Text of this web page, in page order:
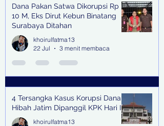
Dana Pakan Satwa Dikorupsi Rp
10 M, Eks Dirut Kebun Binatang
Surabaya Ditahan
khoirulfatma13
22 Jul
3 menit membaca
4 Tersangka Kasus Korupsi Dana
Hibah Jatim Dipanggil KPK Hari Ini
khoirulfatma13